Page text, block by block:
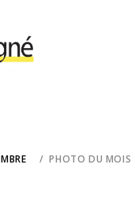
PHOTO DU MOIS